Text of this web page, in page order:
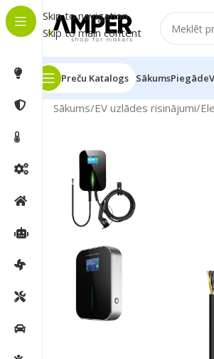
Skip to navigation
Skip to main content
Preču Katalogs SākumsPiegāde
Sākums/EV uzlādes risinājumi/